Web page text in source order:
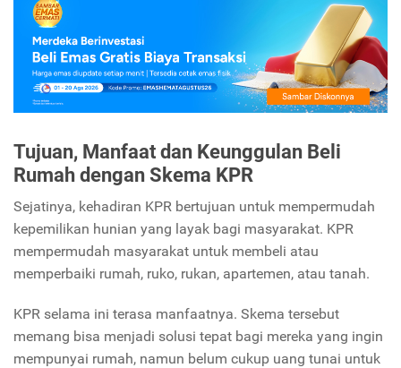
Tujuan, Manfaat dan Keunggulan Beli
Rumah dengan Skema KPR
Sejatinya, kehadiran KPR bertujuan untuk mempermudah
kepemilikan hunian yang layak bagi masyarakat. KPR
mempermudah masyarakat untuk membeli atau
memperbaiki rumah, ruko, rukan, apartemen, atau tanah.
KPR selama ini terasa manfaatnya. Skema tersebut
memang bisa menjadi solusi tepat bagi mereka yang ingin
mempunyai rumah, namun belum cukup uang tunai untuk